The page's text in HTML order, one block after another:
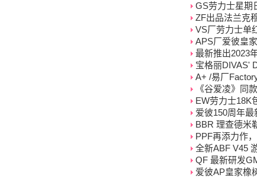
GS劳力士星期
ZF出品法兰克
VS厂劳力士单
APS厂爱彼皇
最新推出2023
宝格丽DIVAS'
A+ /易厂
《谷爱凌》同
EW劳力士18K
爱彼150周年
BBR 理查德米
PPF再添力作
全新ABF V45
QF 最新研发
爱彼AP皇家橡